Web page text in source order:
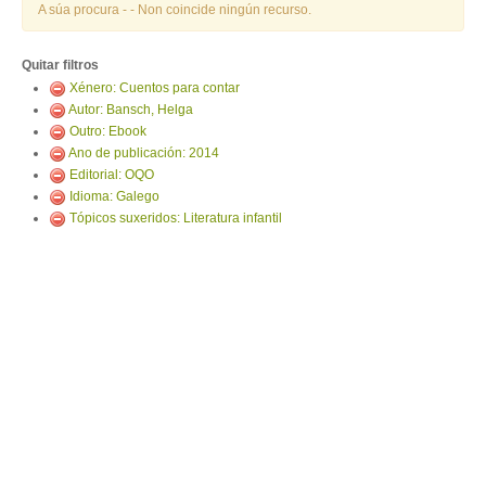
A súa procura - - Non coincide ningún recurso.
Quitar filtros
Xénero: Cuentos para contar
Autor: Bansch, Helga
Outro: Ebook
Ano de publicación: 2014
Editorial: OQO
Idioma: Galego
Tópicos suxeridos: Literatura infantil